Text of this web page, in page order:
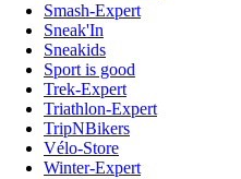
Smash-Expert
Sneak'In
Sneakids
Sport is good
Trek-Expert
Triathlon-Expert
TripNBikers
Vélo-Store
Winter-Expert